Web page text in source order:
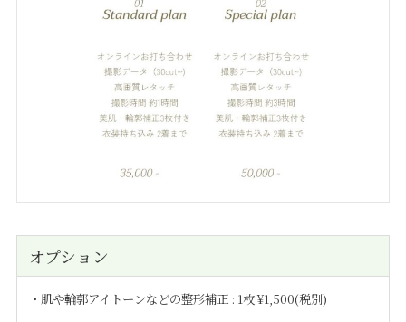
オプション
・肌や輪郭アイトーンなどの整形補正 : 1枚 ¥1,500(税別)